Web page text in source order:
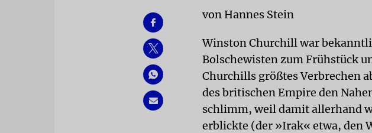
von Hannes Stein
Winston Churchill war
Bolschewisten zum Frühstück
Churchills größtes Verbrechen
des britischen Empire den
schlimm, weil damit allerhand
erblickte (der »Irak« etwa, den